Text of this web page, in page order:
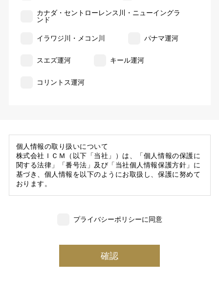
カナダ・セントローレンス川・ニューイングラ
ンド
イラワジ川・メコン川 パナマ運河
スエズ運河 キール運河
コリントス運河
個人情報の取り扱いについて
株式会社ＩＣＭ（以下「当社」）は、「個人情報の保護に
関する法律」「番号法」及び「当社個人情報保護方針」に
基づき、個人情報を以下のようにお取扱し、保護に努めて
おります。
いただいた個人情報の一部を個人データとして保有
(3) 当社は、当社で就業する社員及び社員の扶養親族、及
び当社が支払調書等を作成する継続的契約関係のある個人
プライバシーポリシーに同意